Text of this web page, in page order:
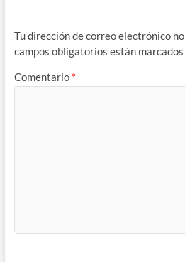
Tu dirección de correo electrónico
campos obligatorios están marcados
Comentario *